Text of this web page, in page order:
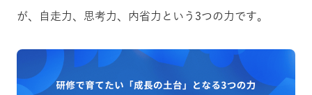
が、自走力、思考力、内省力という3つの力です。